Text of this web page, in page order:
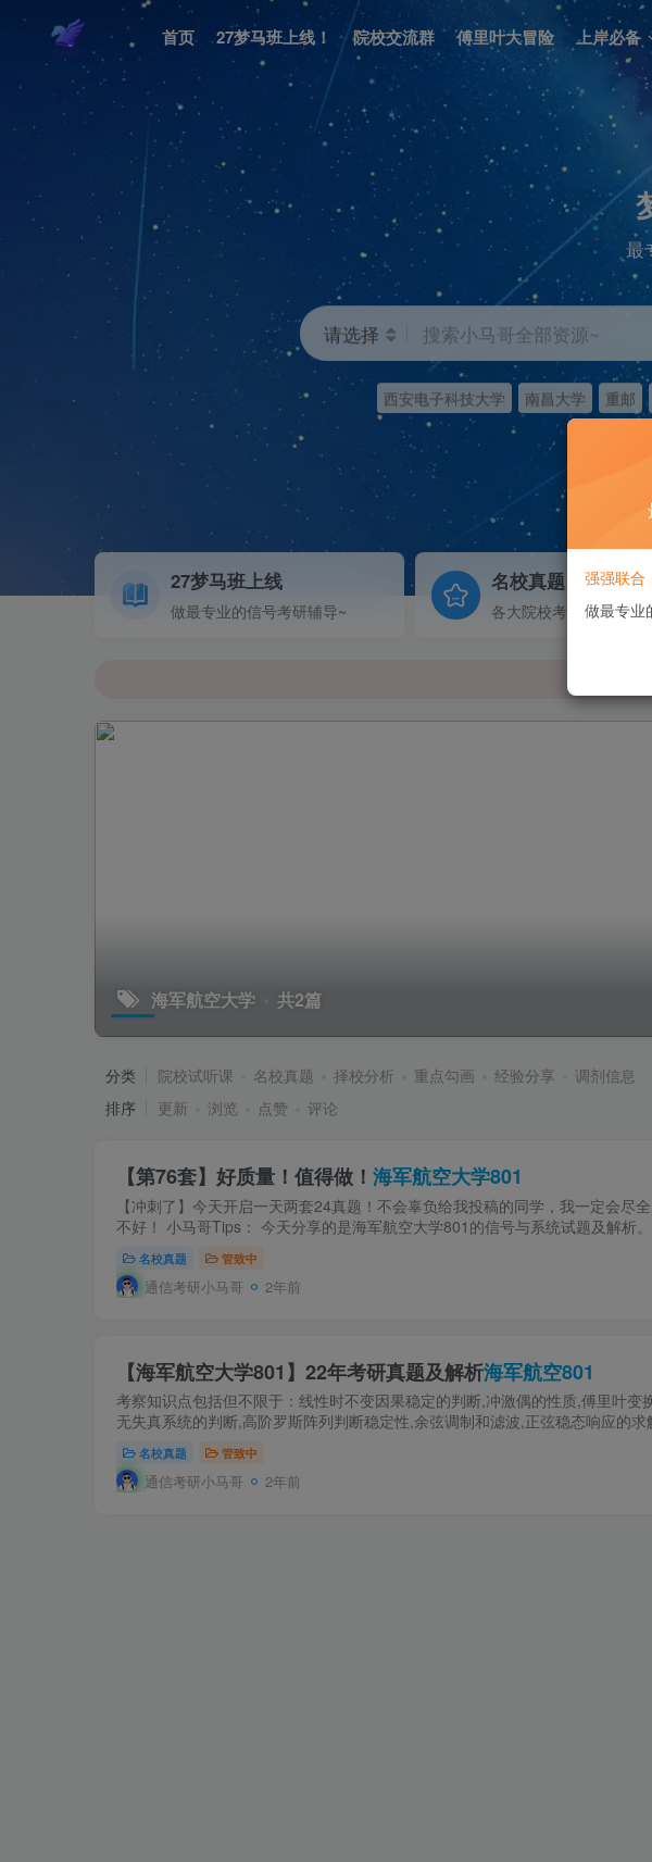
首页 27梦马班上线！ 院校交流群 傅里叶大冒险 上岸必备
最
请选择 搜索小马哥全部资源~
西安电子科技大学 南昌大学 重邮
27梦马班上线
做最专业的信号考研辅导~
名校真题 99+
各大院校考研真题分享
海军航空大学 共2篇
分类 院校试听课 名校真题 择校分析 重点勾画 经验分享
调剂信息
排序
更新 浏览 点赞 评论
【第76套】好质量！值得做！ 海军航空大学801
【冲刺了】今天开启一天两套24真题！不会辜负给我投稿的同学，我一定会尽
不好！ 小马哥Tips： 今天分享的是海军航空大学801的信号与系统试题及解析
名校真题 管致中
通信考研小马哥 2年前
【海军航空大学801】22年考研真题及解析海军航空801
考察知识点包括但不限于：线性时不变因果稳定的判断,冲激偶的性质,傅里叶变
无失真系统的判断,高阶罗斯阵列判断稳定性,余弦调制和滤波,正弦稳态响应的求
名校真题 管致中
通信考研小马哥 2年前
强强联合
做最专业